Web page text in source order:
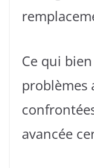
Ce qui
problèmes
avancée